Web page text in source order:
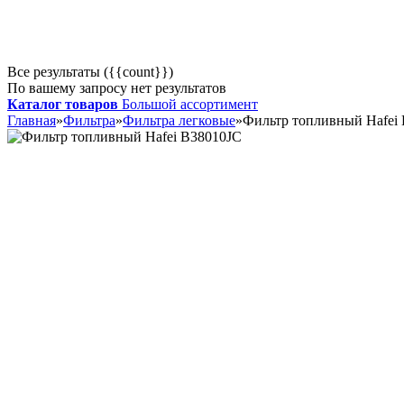
Все результаты ({{count}})
По вашему запросу нет результатов
Каталог товаров Большой ассортимент
Главная»Фильтра»Фильтра легковые»Фильтр топливный Hafei